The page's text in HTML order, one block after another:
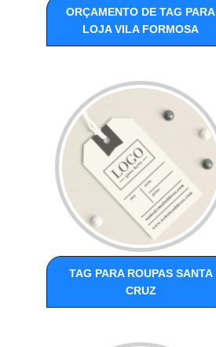
ORÇAMENTO DE TAG PARA
LOJA VILA FORMOSA
TAG PARA ROUPAS SANTA
CRUZ